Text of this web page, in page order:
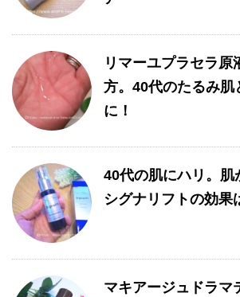
リマーユプラセラ原
方。40代のたるみ肌
に！
40代の肌にハリ。肌
シグナリフトの効果
マキアージュドラマ